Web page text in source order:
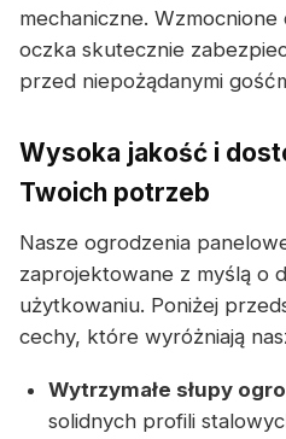
mechaniczne.
oczka skutecznie
przed niepożądanymi
Wysoka jakość i
Twoich potrzeb
Nasze ogrodzenia
zaprojektowane z myślą o
użytkowaniu. Poniżej
cechy, które wyróżniają
Wytrzymałe słupy
solidnych profili